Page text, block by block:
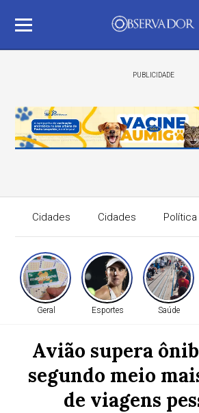
PUBLICIDADE
Cidades Cidades Política
Geral Esportes Saúde
Avião supera
segundo meio
de viagens